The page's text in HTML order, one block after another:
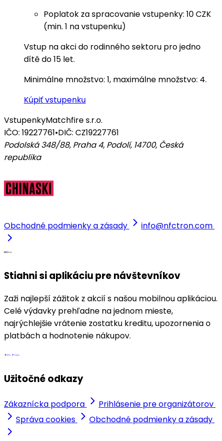
Poplatok za spracovanie vstupenky: 10 CZK
(min. 1 na vstupenku)
Vstup na akci do rodinného sektoru pro jedno
dítě do 15 let.
Minimálne množstvo: 1, maximálne množstvo: 4.
Kúpiť vstupenku
VstupenkyMatchfire s.r.o.
IČO: 19227761•DIČ: CZ19227761
Podolská 348/88, Praha 4, Podolí, 14700, Česká
republika
Obchodné podmienky a zásady info@nfctron.com
Stiahni si aplikáciu pre návštevníkov
Zaži najlepší zážitok z akcií s našou mobilnou aplikáciou.
Celé výdavky prehľadne na jednom mieste,
najrýchlejšie vrátenie zostatku kreditu, upozornenia o
platbách a hodnotenie nákupov.
Užitočné odkazy
Zákaznícka podpora
Prihlásenie pre organizátorov
Správa cookies
Obchodné podmienky a zásady